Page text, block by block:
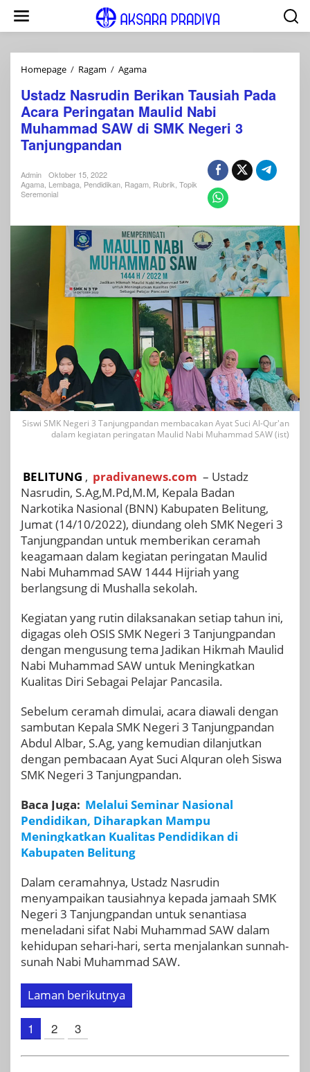
konten
Homepage / Ragam / AgamaUstadz
Berikan
Tausiah
Pada
Acara
Muhammad
SMK
Negeri
3
Tanjungpandan
Ustadz Nasrudin Berikan Tausiah Pada
Acara Peringatan Maulid Nabi
Muhammad SAW di SMK Negeri 3
Tanjungpandan
Admin
Oktober 15, 2022
Agama Lembaga Pendidikan Ragam Rubrik Topik
Seremonial
Siswi SMK Negeri 3 Tanjungpandan membacakan Ayat Suci Al-Qur'an
dalam kegiatan peringatan Maulid Nabi Muhammad SAW (ist)
BELITUNG , pradivanews.com – Ustadz
Nasrudin, S.Ag,M.Pd,M.M, Kepala Badan
Narkotika Nasional (BNN) Kabupaten Belitung,
Jumat (14/10/2022), diundang oleh SMK Negeri 3
Tanjungpandan untuk memberikan ceramah
keagamaan dalam kegiatan peringatan Maulid
Nabi Muhammad SAW 1444 Hijriah yang
berlangsung di Mushalla sekolah.
Kegiatan yang rutin dilaksanakan setiap tahun ini,
digagas oleh OSIS SMK Negeri 3 Tanjungpandan
dengan mengusung tema Jadikan Hikmah Maulid
Nabi Muhammad SAW untuk Meningkatkan
Kualitas Diri Sebagai Pelajar Pancasila.
Sebelum ceramah dimulai, acara diawali dengan
sambutan Kepala SMK Negeri 3 Tanjungpandan
Abdul Albar, S.Ag, yang kemudian dilanjutkan
dengan pembacaan Ayat Suci Alquran oleh Siswa
SMK Negeri 3 Tanjungpandan.
Baca Juga: Melalui Seminar Nasional
Pendidikan, Diharapkan Mampu
Meningkatkan Kualitas Pendidikan di
Kabupaten Belitung
Dalam ceramahnya, Ustadz Nasrudin
menyampaikan tausiahnya kepada jamaah SMK
Negeri 3 Tanjungpandan untuk senantiasa
meneladani sifat Nabi Muhammad SAW dalam
kehidupan sehari-hari, serta menjalankan sunnah-
sunah Nabi Muhammad SAW.
Laman berikutnya
1 2 3